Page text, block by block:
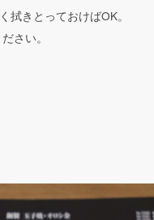
きとっておけばOK。
さい。